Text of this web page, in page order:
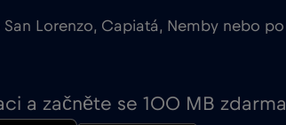
Lorenzo, Capiatá, Nemby nebo po
a začněte se 100 MB zdarma